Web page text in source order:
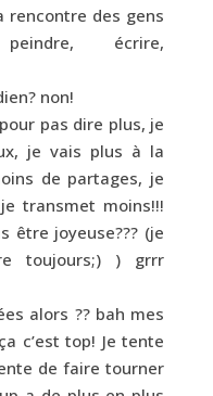
rencontre des gens
écrire,
non!
pas dire plus, je
je vais plus à la
de partages, je
transmet moins!!!
être joyeuse??? (je
toujours;) ) grrr
alors ?? bah mes
c’est top! Je tente
de faire tourner